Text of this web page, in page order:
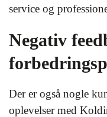
service og
Negativ
Der er også nogle
oplevelser med